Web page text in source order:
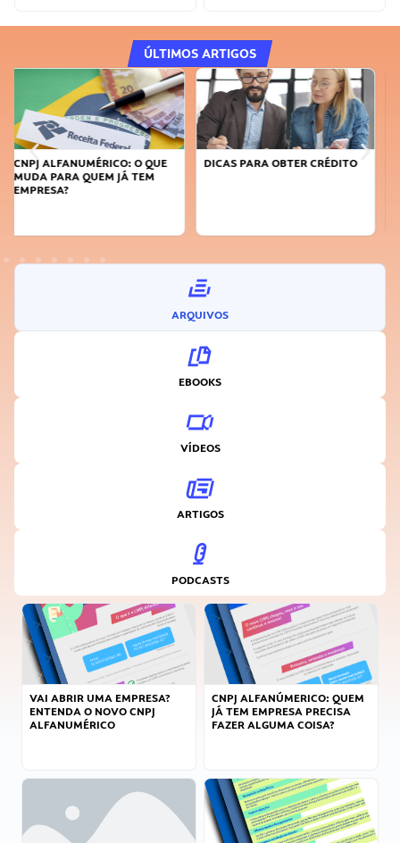
ÚLTIMOS ARTIGOS
DICAS PARA OBTER CRÉDITO
FAÇA A DIFERENÇA: SEJA
ARQUIVOS
EBOOKS
VÍDEOS
ARTIGOS
PODCASTS
VAI ABRIR UMA EMPRESA?
ENTENDA O NOVO CNPJ
ALFANUMÉRICO
CNPJ ALFANÚMERICO: QUEM
JÁ TEM EMPRESA PRECISA
FAZER ALGUMA COISA?